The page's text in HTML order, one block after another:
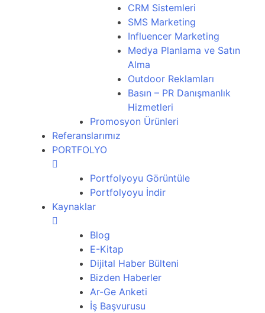
CRM Sistemleri
SMS Marketing
Influencer Marketing
Medya Planlama ve Satın
Alma
Outdoor Reklamları
Basın – PR Danışmanlık
Hizmetleri
Promosyon Ürünleri
Referanslarımız
PORTFOLYO
Portfolyoyu Görüntüle
Portfolyoyu İndir
Kaynaklar
Blog
E-Kitap
Dijital Haber Bülteni
Bizden Haberler
Ar-Ge Anketi
İş Başvurusu